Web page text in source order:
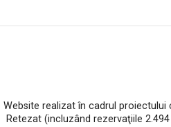
Website realizat în cadrul
Retezat (incluzând rezervaţiile